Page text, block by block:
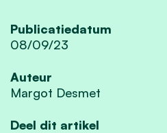
Publicatiedatum
08/09/23
Auteur
Margot Desmet
Deel dit artikel